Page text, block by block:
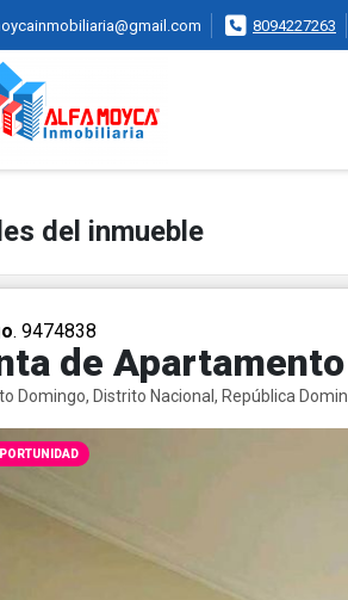
8094227263
del inmueble
. 9474838
de
Domingo, Distrito Nacional, República